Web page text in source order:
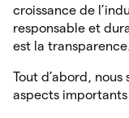
croissance de
responsable et
est la
Tout d’abord,
aspects importants